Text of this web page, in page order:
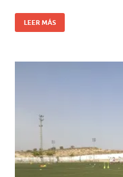
LEER MÁS